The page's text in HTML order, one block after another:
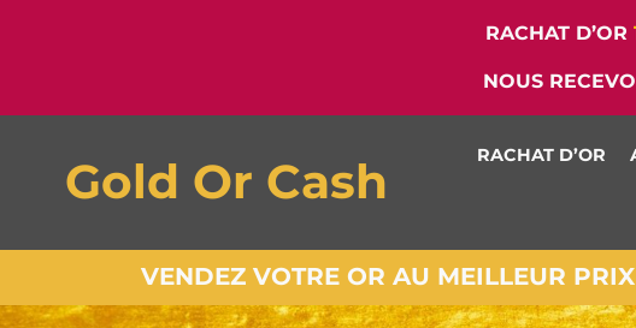
RACHAT D’OR
NOUS
Gold Or Cash RACHAT D’OR
VENDEZ VOTRE OR AU MEILLEUR